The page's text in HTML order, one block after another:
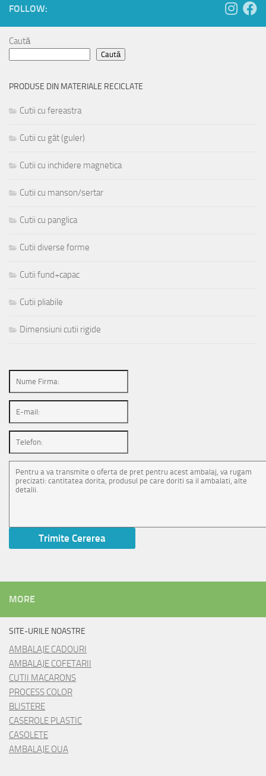
FOLLOW:
Caută
Caută
PRODUSE DIN MATERIALE RECICLATE
Cutii cu fereastra
Cutii cu gât (guler)
Cutii cu inchidere magnetica
Cutii cu manson/sertar
Cutii cu panglica
Cutii diverse forme
Cutii fund+capac
Cutii pliabile
Dimensiuni cutii rigide
MORE
SITE-URILE NOASTRE
AMBALAJE CADOURI
AMBALAJE COFETARII
CUTII MACARONS
PROCESS COLOR
BLISTERE
CASEROLE PLASTIC
CASOLETE
AMBALAJE OUA